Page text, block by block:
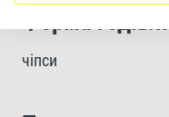
Форма годівлі
чіпси